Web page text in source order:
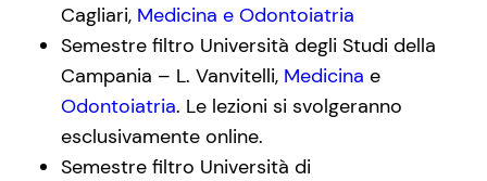
Cagliari, Medicina e Odontoiatria
Semestre filtro Università degli Studi della
Campania – L. Vanvitelli, Medicina e
Odontoiatria. Le lezioni si svolgeranno
esclusivamente online.
Semestre filtro Università di